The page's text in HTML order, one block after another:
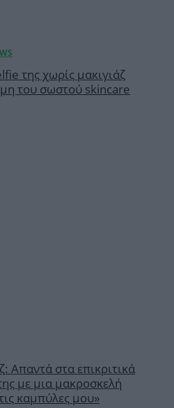
της χωρίς μακιγιάζ
του σωστού skincare
Απαντά στα επικριτικά
με μια μακροσκελή
καμπύλες μου»